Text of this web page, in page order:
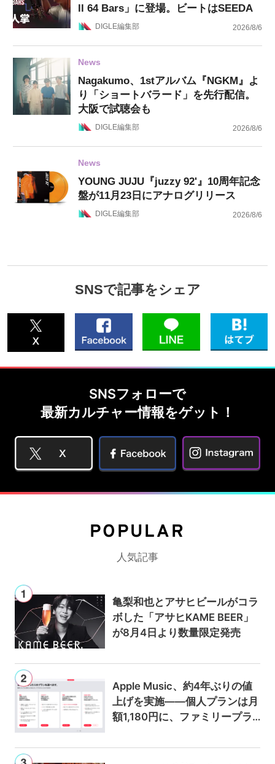
ll 64 Bars」に登場。ビートはSEEDA
DIGLE編集部 2026/8/6
News
Nagakumo、1stアルバム『NGKM』よ
り「ショートバラード」を先行配信。
大阪で試聴会も
DIGLE編集部 2026/8/6
News
YOUNG JUJU『juzzy 92'』10周年記念
盤が11月23日にアナログリリース
DIGLE編集部 2026/8/6
SNSで記事をシェア
SNSフォローで
最新カルチャー情報をゲット！
POPULAR
人気記事
亀梨和也とアサヒビールがコラ
ボした「アサヒKAME BEER」
が8月4日より数量限定発売
Apple Music、約4年ぶりの値
上げを実施——個人プランは月
額1,180円に、ファミリープラ